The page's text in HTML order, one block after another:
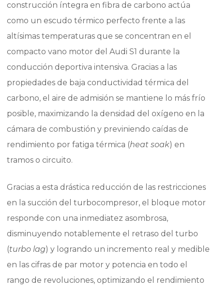
construcción íntegra en fibra de carbono actúa
como un escudo térmico perfecto frente a las
altísimas temperaturas que se concentran en el
compacto vano motor del Audi S1 durante la
conducción deportiva intensiva. Gracias a las
propiedades de baja conductividad térmica del
carbono, el aire de admisión se mantiene lo más frío
posible, maximizando la densidad del oxígeno en la
cámara de combustión y previniendo caídas de
rendimiento por fatiga térmica (heat soak) en
tramos o circuito.
Gracias a esta drástica reducción de las restricciones
en la succión del turbocompresor, el bloque motor
responde con una inmediatez asombrosa,
disminuyendo notablemente el retraso del turbo
(turbo lag) y logrando un incremento real y medible
en las cifras de par motor y potencia en todo el
rango de revoluciones, optimizando el rendimiento